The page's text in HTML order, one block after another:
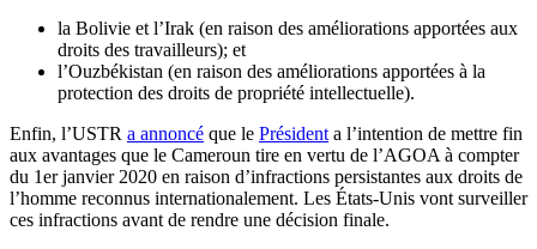
la Bolivie et l’Irak (en raison des améliorations apportées aux
droits des travailleurs); et
l’Ouzbékistan (en raison des améliorations apportées à la
protection des droits de propriété intellectuelle).
Enfin, l’USTR a annoncé que le Présidenta l’intention de mettre fin
aux avantages que le Cameroun tire en vertu de l’AGOA à compter
du 1er janvier 2020 en raison d’infractions persistantes aux droits de
l’homme reconnus internationalement. Les États-Unis vont surveiller
ces infractions avant de rendre une décision finale.